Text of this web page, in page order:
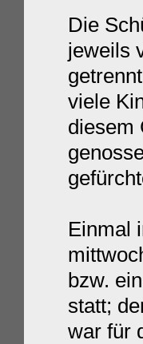
Die
jeweils
viele
diesem
Einmal
bzw.
statt;
war für